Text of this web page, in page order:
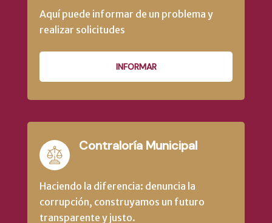
Aquí puede informar de un problema y
realizar solicitudes
INFORMAR
Contraloría Municipal
Haciendo la diferencia: denuncia la
corrupción, construyamos un futuro
transparente y justo.